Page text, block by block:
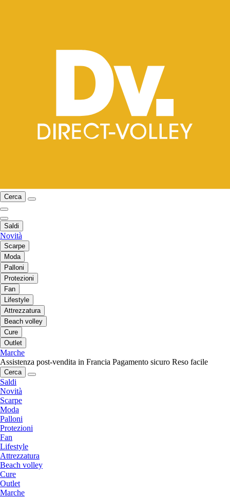
Cerca
Saldi
Novità
Scarpe
Moda
Palloni
Protezioni
Fan
Lifestyle
Attrezzatura
Beach volley
Cure
Outlet
Marche
Assistenza post-vendita in Francia Pagamento sicuro Reso facile
Cerca
Saldi
Novità
Scarpe
Moda
Palloni
Protezioni
Fan
Lifestyle
Attrezzatura
Beach volley
Cure
Outlet
Marche